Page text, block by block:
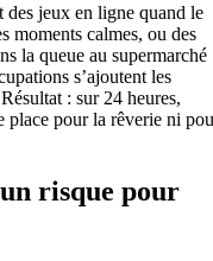
des jeux en ligne quand le
moments calmes, ou des
la queue au supermarché
s’ajoutent les
: sur 24 heures,
place pour la rêverie ni
risque pour